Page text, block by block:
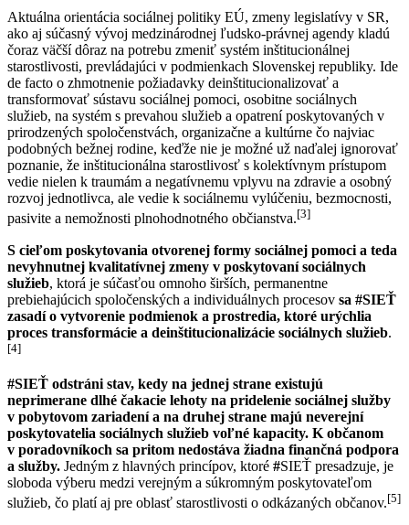
Aktuálna orientácia sociálnej politiky EÚ, zmeny legislatívy v SR,
ako aj súčasný vývoj medzinárodnej ľudsko-právnej agendy kladú
čoraz väčší dôraz na potrebu zmeniť systém inštitucionálnej
starostlivosti, prevládajúci v podmienkach Slovenskej republiky. Ide
de facto o zhmotnenie požiadavky deinštitucionalizovať a
transformovať sústavu sociálnej pomoci, osobitne sociálnych
služieb, na systém s prevahou služieb a opatrení poskytovaných v
prirodzených spoločenstvách, organizačne a kultúrne čo najviac
podobných bežnej rodine, keďže nie je možné už naďalej ignorovať
poznanie, že inštitucionálna starostlivosť s kolektívnym prístupom
vedie nielen k traumám a negatívnemu vplyvu na zdravie a osobný
rozvoj jednotlivca, ale vedie k sociálnemu vylúčeniu, bezmocnosti,
pasivite a nemožnosti plnohodnotného občianstva.[3]
S cieľom poskytovania otvorenej formy sociálnej pomoci a teda
nevyhnutnej kvalitatívnej zmeny v poskytovaní sociálnych
služieb, ktorá je súčasťou omnoho širších, permanentne
prebiehajúcich spoločenských a individuálnych procesov sa #SIEŤ
zasadí o vytvorenie podmienok a prostredia, ktoré urýchlia
proces transformácie a deinštitucionalizácie sociálnych služieb.
[4]
#SIEŤ odstráni stav, kedy na jednej strane existujú
neprimerane dlhé čakacie lehoty na pridelenie sociálnej služby
v pobytovom zariadení a na druhej strane majú neverejní
poskytovatelia sociálnych služieb voľné kapacity. K občanom
v poradovníkoch sa pritom nedostáva žiadna finančná podpora
a služby. Jedným z hlavných princípov, ktoré #SIEŤ presadzuje, je
sloboda výberu medzi verejným a súkromným poskytovateľom
služieb, čo platí aj pre oblasť starostlivosti o odkázaných občanov.[5]